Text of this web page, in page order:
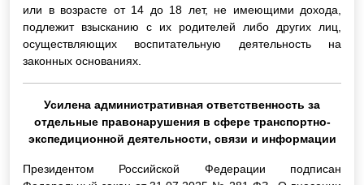
или в возрасте от 14 до 18 лет, не имеющими дохода,
подлежит взысканию с их родителей либо других лиц,
осуществляющих воспитательную деятельность на
законных основаниях.
Усилена административная ответственность за
отдельные правонарушения в сфере транспортно-
экспедиционной деятельности, связи и информации
Президентом Российской Федерации подписан